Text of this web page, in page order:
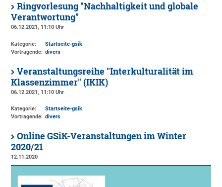
Ringvorlesung "Nachhaltigkeit und globale
Verantwortung"
06.12.2021, 11:10 Uhr
Kategorie:
Startseite-gsik
Vortragende: divers
Veranstaltungsreihe "Interkulturalität im
Klassenzimmer" (IKIK)
06.12.2021, 11:10 Uhr
Kategorie:
Startseite-gsik
Vortragende: divers
Online GSiK-Veranstaltungen im Winter
2020/21
12.11.2020